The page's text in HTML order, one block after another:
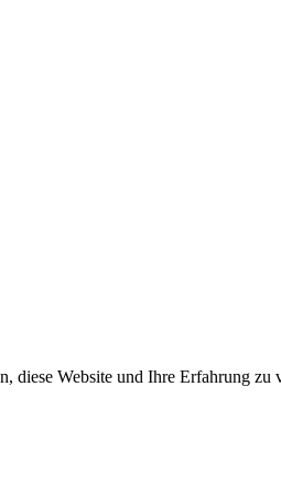
diese Website und Ihre Erfahrung zu